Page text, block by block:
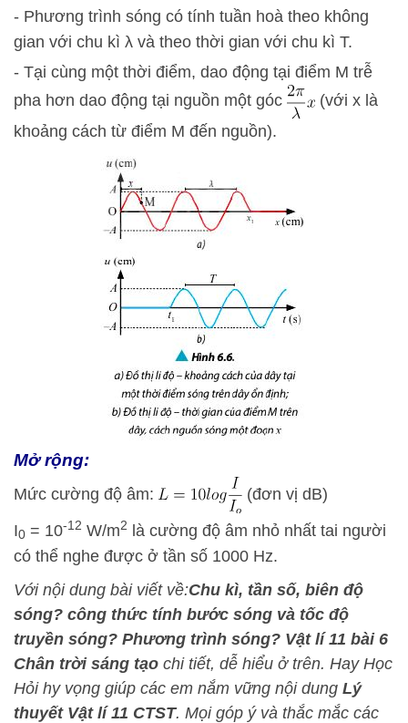
- Phương trình sóng có tính tuần hoà theo không
gian với chu kì λ và theo thời gian với chu kì T.
- Tại cùng một thời điểm, dao động tại điểm M trễ
pha hơn dao động tại nguồn một góc
(với x là
khoảng cách từ điểm M đến nguồn).
Mở rộng:
Mức cường độ âm: (đơn vị dB)
I0 = 10-12 W/m2 là cường độ âm nhỏ nhất tai người
có thể nghe được ở tần số 1000 Hz.
Với nội dung bài viết về:Chu kì, tần số, biên độ
sóng? công thức tính bước sóng và tốc độ
truyền sóng? Phương trình sóng? Vật lí 11 bài 6
Chân trời sáng tạo chi tiết, dễ hiểu ở trên. Hay Học
Hỏihy vọng giúp các em nắm vững nội dung Lý
thuyết Vật lí 11 CTST. Mọi góp ý và thắc mắc các